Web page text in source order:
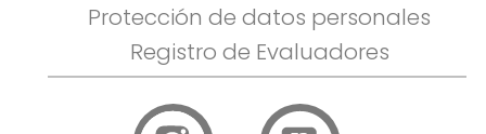
Protección de datos personales
Registro de Evaluadores